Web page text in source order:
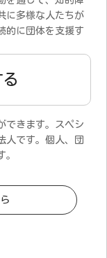
に多様な人たちが
的に団体を支援す
できます。スペシ
人です。個人、団